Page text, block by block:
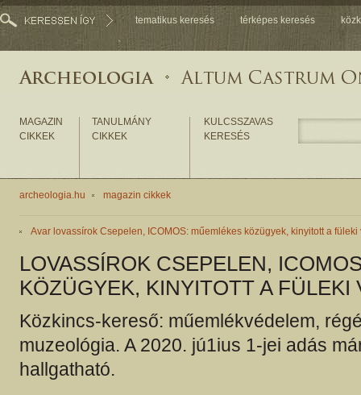
tematikus keresés térképes keresés
MAGAZIN
CIKKEK
TANULMÁNY
CIKKEK
KULCSSZAVAS
KERESÉS
archeologia.hu magazin cikkek
Avar lovassírok Csepelen, ICOMOS: műemlékes közügyek, kinyitott a füleki
LOVASSÍROK CSEPELEN,
KÖZÜGYEK, KINYITOTT A FÜLEKI
Közkincs-kereső: műemlékvédelem,
muzeológia. A 2020. jú1ius 1-jei adás
hallgatható.